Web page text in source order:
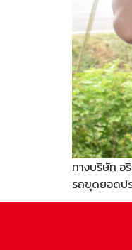
ทางบริษัท อ
รถขุดยอดป